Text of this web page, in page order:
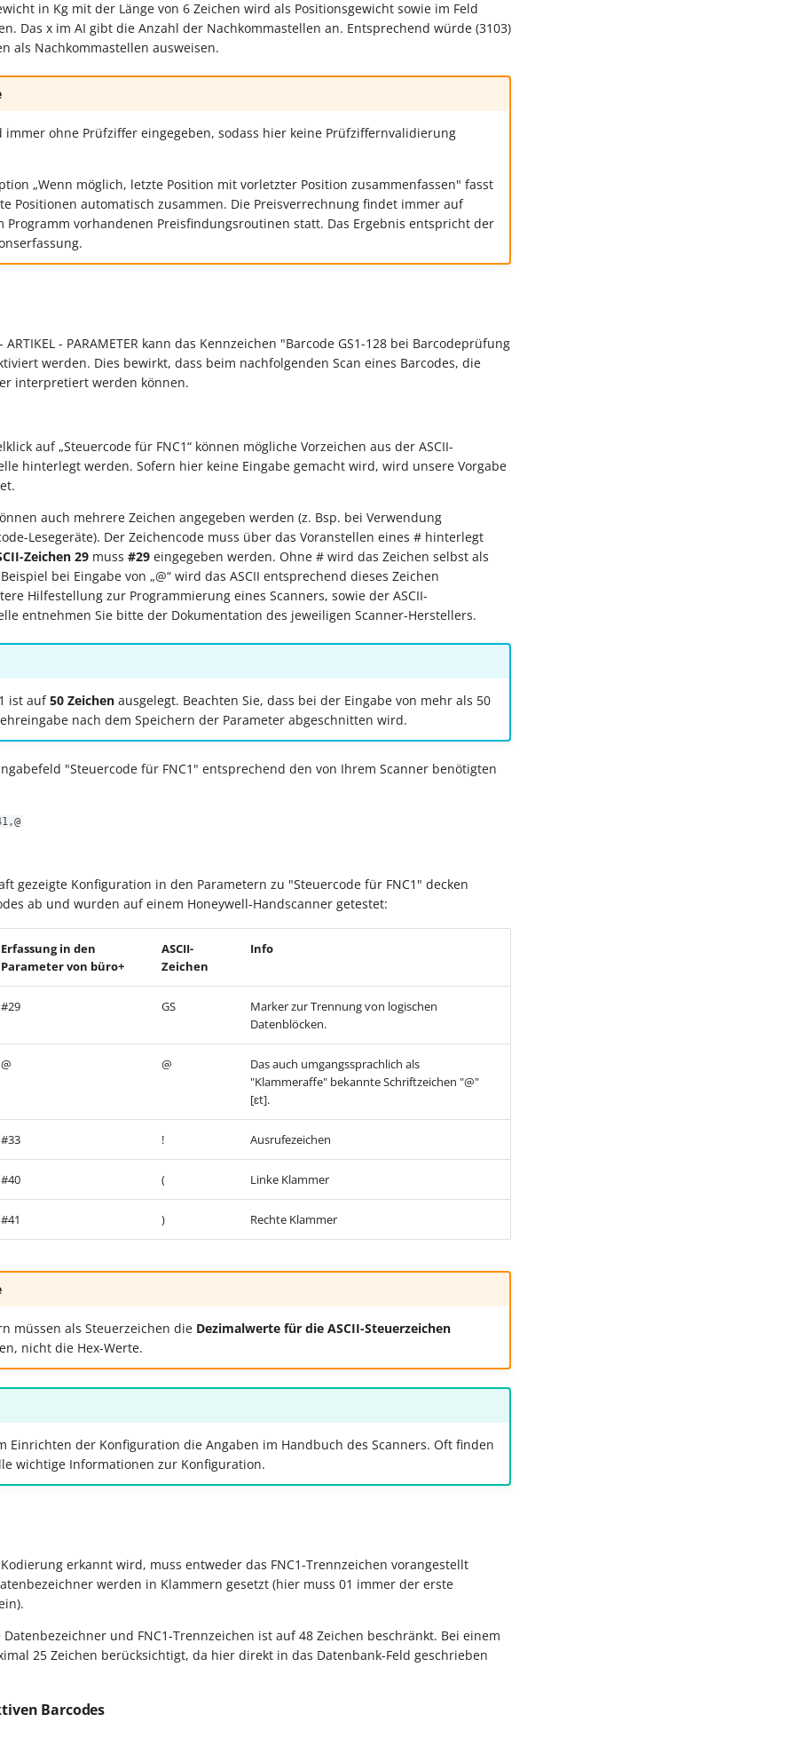
in Kg mit der Länge von 6 Zeichen wird als Positionsgewicht sowie im Feld
Das x im AI gibt die Anzahl der Nachkommastellen an. Entsprechend würde (3103)
als Nachkommastellen ausweisen.
immer ohne Prüfziffer eingegeben, sodass hier keine Prüfziffernvalidierung
„Wenn möglich, letzte Position mit vorletzter Position zusammenfassen" fasst
Positionen automatisch zusammen. Die Preisverrechnung findet immer auf
Programm vorhandenen Preisfindungsroutinen statt. Das Ergebnis entspricht der
ARTIKEL - PARAMETER kann das Kennzeichen "Barcode GS1-128 bei Barcodeprüfung
werden. Dies bewirkt, dass beim nachfolgenden Scan eines Barcodes, die
interpretiert werden können.
auf „Steuercode für FNC1“ können mögliche Vorzeichen aus der ASCII-
hinterlegt werden. Sofern hier keine Eingabe gemacht wird, wird unsere Vorgabe
auch mehrere Zeichen angegeben werden (z. Bsp. bei Verwendung
Lesegeräte). Der Zeichencode muss über das Voranstellen eines # hinterlegt
Zeichen 29 muss #29 eingegeben werden. Ohne # wird das Zeichen selbst als
bei Eingabe von „@“ wird das ASCII entsprechend dieses Zeichen
Hilfestellung zur Programmierung eines Scanners, sowie der ASCII-
entnehmen Sie bitte der Dokumentation des jeweiligen Scanner-Herstellers.
ist auf50 Zeichenausgelegt. Beachten Sie, dass bei der Eingabe von mehr als 50
nach dem Speichern der Parameter abgeschnitten wird.
"Steuercode für FNC1" entsprechend den von Ihrem Scanner benötigten
gezeigte Konfiguration in den Parametern zu "Steuercode für FNC1" decken
ab und wurden auf einem Honeywell-Handscanner getestet:
Erfassung in den
Parameter von büro+
ASCII-
Zeichen
Info
#29 GS
Marker zur Trennung von logischen
Datenblöcken.
@ @
Das auch umgangssprachlich als
"Klammeraffe" bekannte Schriftzeichen "@"
[ɛt].
#33 ! Ausrufezeichen
#40 ( Linke Klammer
#41 ) Rechte Klammer
müssen als Steuerzeichen die Dezimalwerte für die ASCII-Steuerzeichen
nicht die Hex-Werte.
Einrichten der Konfiguration die Angaben im Handbuch des Scanners. Oft finden
wichtige Informationen zur Konfiguration.
erkannt wird, muss entweder das FNC1-Trennzeichen vorangestellt
werden in Klammern gesetzt (hier muss 01 immer der erste
Datenbezeichner und FNC1-Trennzeichen ist auf 48 Zeichen beschränkt. Bei einem
25 Zeichen berücksichtigt, da hier direkt in das Datenbank-Feld geschrieben
Barcodes